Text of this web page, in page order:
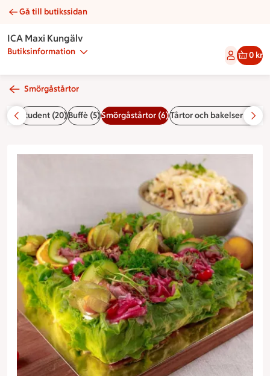
Rostbiff | Catering ICA Maxi Kungälv
Gå till butikssidan
ICA Maxi Kungälv
Butiksinformation 0 kr
Smörgåstårtor
Student (20)Buffè (5)Smörgåstårtor (6)Tårtor och bakelser (15)